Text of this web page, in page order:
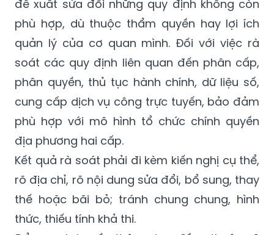
đề xuất sửa đổi những quy định không còn
phù hợp, dù thuộc thẩm quyền hay lợi ích
quản lý của cơ quan mình. Đối với việc rà
soát các quy định liên quan đến phân cấp,
phân quyền, thủ tục hành chính, dữ liệu số,
cung cấp dịch vụ công trực tuyến, bảo đảm
phù hợp với mô hình tổ chức chính quyền
địa phương hai cấp.
Kết quả rà soát phải đi kèm kiến nghị cụ thể,
rõ địa chỉ, rõ nội dung sửa đổi, bổ sung, thay
thế hoặc bãi bỏ; tránh chung chung, hình
thức, thiếu tính khả thi.